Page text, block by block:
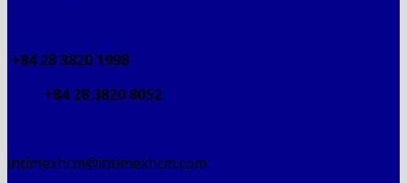
+84 28 3820 1998
+84 28 3820 8052
intimexhcm@intimexhcm.com